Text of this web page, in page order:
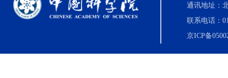
通讯地址：
联系电话：
京ICP备